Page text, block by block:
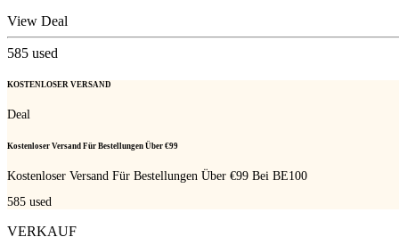
View Deal
585 used
KOSTENLOSER VERSAND
Deal
Kostenloser Versand Für Bestellungen Über €99
Kostenloser Versand Für Bestellungen Über €99 Bei BE100
585 used
VERKAUF